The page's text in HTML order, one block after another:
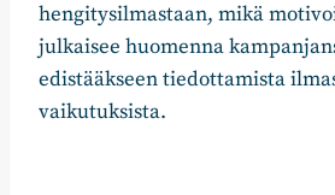
hengitysilmastaan, mikä
julkaisee huomenna
edistääkseen tiedottamista
vaikutuksista.